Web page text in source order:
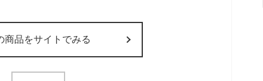
商品をサイトでみる